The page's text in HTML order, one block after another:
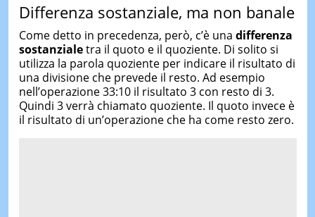
Differenza sostanziale, ma non banale
Come detto in precedenza, però, c’è una differenza
sostanzialetra il quoto e il quoziente. Di solito si
utilizza la parola quoziente per indicare il risultato di
una divisione che prevede il resto. Ad esempio
nell’operazione 33:10 il risultato 3 con resto di 3.
Quindi 3 verrà chiamato quoziente. Il quoto invece è
il risultato di un’operazione che ha come resto zero.